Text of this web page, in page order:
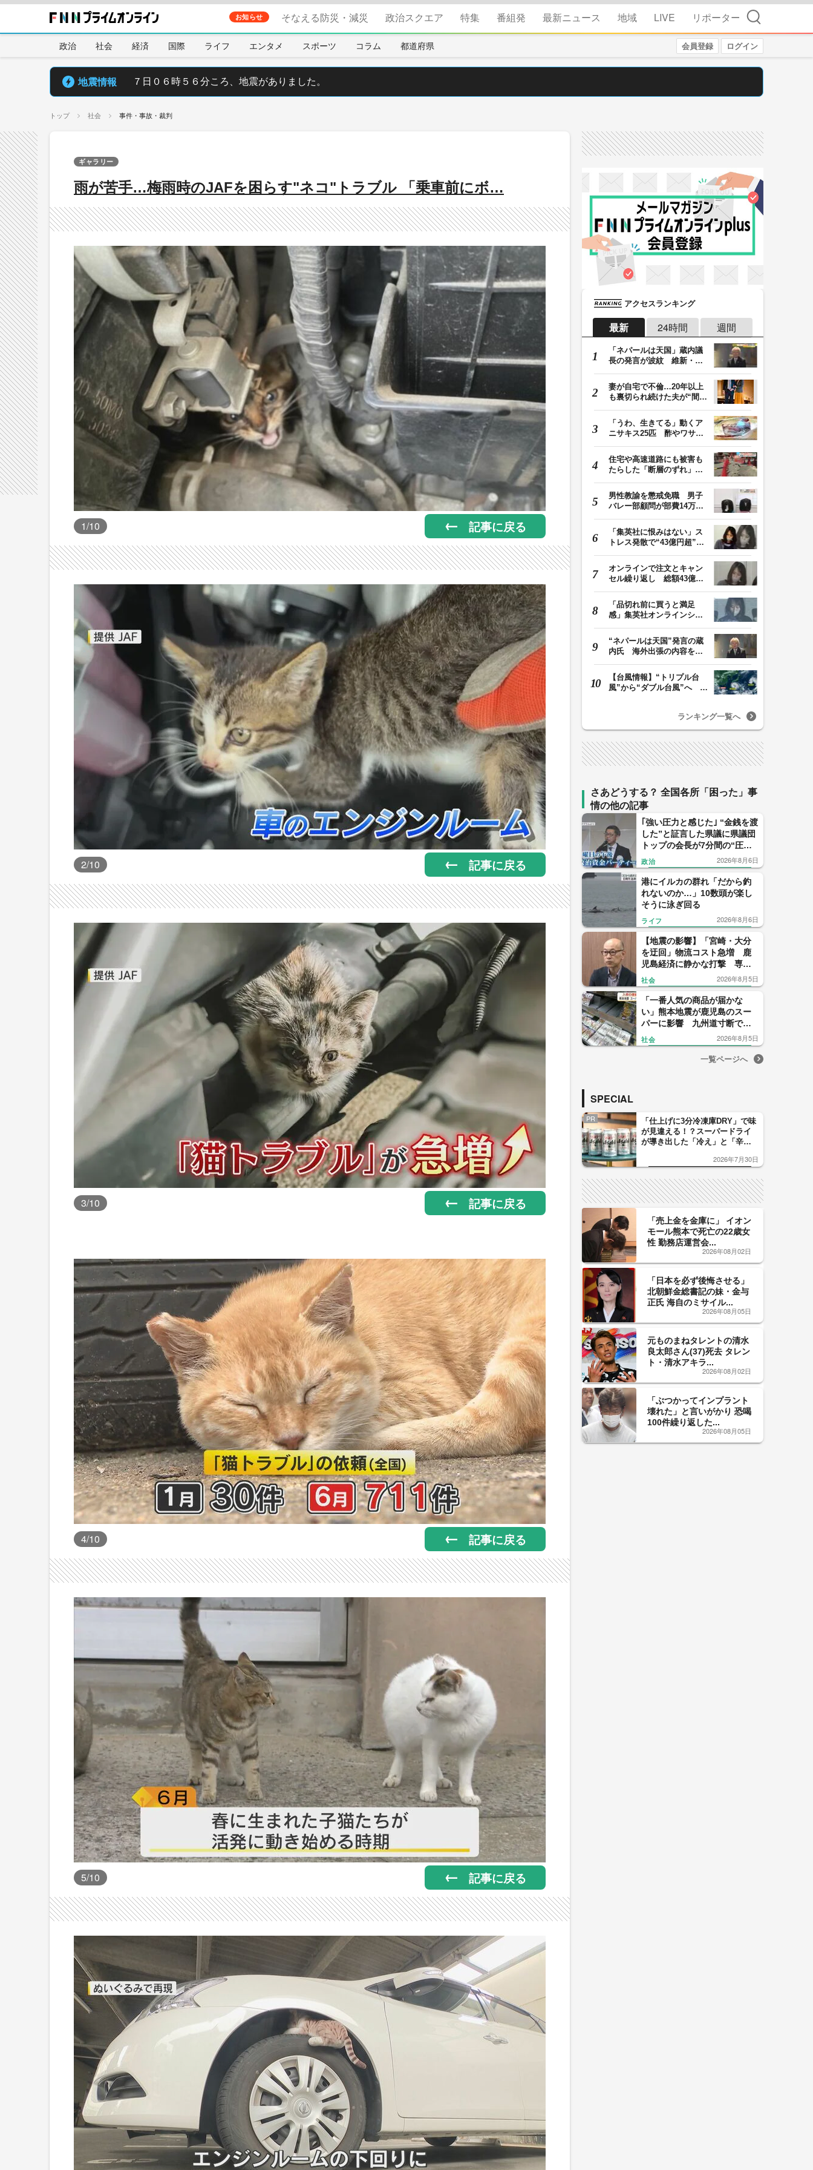
お知らせ そなえる防災・減災 政治スクエア 特集 番組発 最新ニュース 地域 LIVE リポーター 検索
政治 社会 経済 国際 ライフ エンタメ スポーツ コラム 都道府県 会員登録 ログイン
地震情報 ７日０６時５６分ころ、地震がありました。
トップ 社会 事件・事故・裁判
雨が苦手…梅雨時のJAFを困らす"ネコ"トラブル 「乗車前にボ…
ギャラリー
1/10 記事に戻る
2/10 記事に戻る
3/10 記事に戻る
4/10 記事に戻る
5/10 記事に戻る
アクセスランキング
最新 24時間 週間
「ネパールは天国」蔵内議
長の発言が波紋 維新・吉
妻が自宅で不倫…20年以上
も裏切られ続けた夫が“間
「うわ、生きてる」動くア
ニサキス25匹 酢やワサビ
住宅や高速道路にも被害も
たらした「断層のずれ」
男性教諭を懲戒免職 男子
バレー部顧問が部費14万円
「集英社に恨みはない」ス
トレス発散で“43億円超”の
オンラインで注文とキャン
セル繰り返し 総額43億円
「品切れ前に買うと満足
感」集英社オンラインショ
“ネパールは天国”発言の蔵
内氏 海外出張の内容を説
【台風情報】“トリプル台
風”から“ダブル台風”へ 13
ランキング一覧へ
さあどうする？ 全国各所「困った」事
情の他の記事
｢強い圧力と感じた｣ “金銭を渡
した”と証言した県議に県議団
トップの会長が7分間の“圧
力？電話” ｢感情的になった｣
【福岡発】
政治 2026年8月6日
港にイルカの群れ「だから釣
れないのか…」10数頭が楽し
そうに泳ぎ回る
ライフ 2026年8月6日
【地震の影響】「宮崎・大分
を迂回」物流コスト急増 鹿
児島経済に静かな打撃 専門
家「正常化に想定以上の時
間」
社会 2026年8月5日
「一番人気の商品が届かな
い」熊本地震が鹿児島のスー
パーに影響 九州道寸断で物
流に打撃
社会 2026年8月5日
一覧ページへ
SPECIAL
PR
「仕上げに3分冷凍庫DRY」で味
が見違える！？スーパードライ
が導き出した「冷え」と「辛
した「辛口カーブ」が飲み頃の
2026年7月30日
「売上金を金庫に」 イオン
モール熊本で死亡の22歳女
性 勤務店運営会...
2026年08月02日
「日本を必ず後悔させる」
北朝鮮金総書記の妹・金与
正氏 海自のミサイル...
2026年08月05日
元ものまねタレントの清水
良太郎さん(37)死去 タレン
ト・清水アキラ...
2026年08月02日
「ぶつかってインプラント
壊れた」と言いがかり 恐喝
100件繰り返した...
2026年08月05日